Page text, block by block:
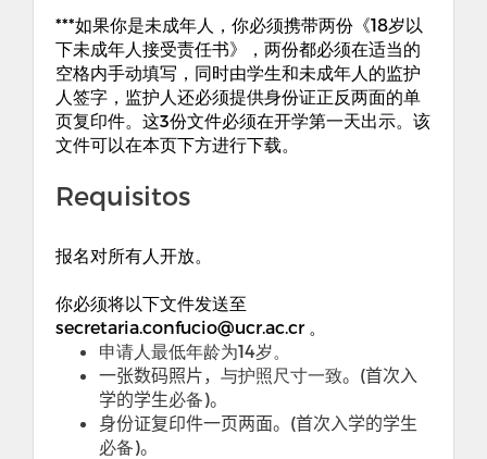
***如果你是未成年人 ， 你必须携带两份《18岁以
下未成年人接受责任书》
， 两份都必须在适当的
空格内手动填写 ， 同时由学生和未成年人的监护
人签字 ， 监护人还必须提供身份证正反两面的单
页复印件。这3份文件必须在开学第一天出示。该
文件可以在本页下方进行下载。
Requisitos
报名对所有人开放。
你必须将以下文件发送至
secretaria.confucio@ucr.ac.cr 。
申请人最低年龄为14岁。
一张数码照片， 与护照尺寸一致。 (首次入
学的学生必备)。
身份证复印件一页两面。 (首次入学的学生
必备)。